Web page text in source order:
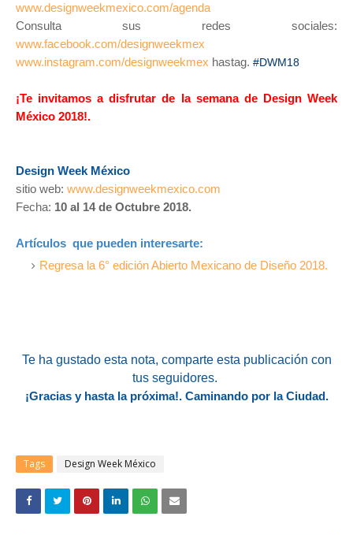
www.designweekmexico.com/agenda
Consulta sus redes sociales:
www.facebook.com/designweekmex
www.instagram.com/designweekmex hastag. #DWM18
¡Te invitamos a disfrutar de la semana de Design Week
México 2018!.
Design Week México
sitio web: www.designweekmexico.com
Fecha: 10 al 14 de Octubre 2018.
Artículos que pueden interesarte:
Regresa la 6° edición Abierto Mexicano de Diseño 2018.
Te ha gustado esta nota, comparte esta publicación con
tus seguidores.
¡Gracias y hasta la próxima!. Caminando por la Ciudad.
Tags Design Week México